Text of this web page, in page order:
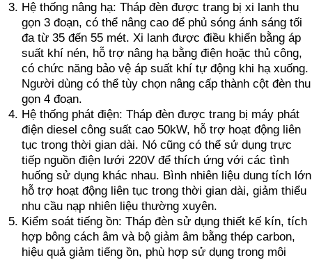
Hệ thống nâng hạ: Tháp đèn được trang bị xi lanh thu
gọn 3 đoạn, có thể nâng cao để phủ sóng ánh sáng tối
đa từ 35 đến 55 mét. Xi lanh được điều khiển bằng áp
suất khí nén, hỗ trợ nâng hạ bằng điện hoặc thủ công,
có chức năng bảo vệ áp suất khí tự động khi hạ xuống.
Người dùng có thể tùy chọn nâng cấp thành cột đèn thu
gọn 4 đoạn.
Hệ thống phát điện: Tháp đèn được trang bị máy phát
điện diesel công suất cao 50kW, hỗ trợ hoạt động liên
tục trong thời gian dài. Nó cũng có thể sử dụng trực
tiếp nguồn điện lưới 220V để thích ứng với các tình
huống sử dụng khác nhau. Bình nhiên liệu dung tích lớn
hỗ trợ hoạt động liên tục trong thời gian dài, giảm thiểu
nhu cầu nạp nhiên liệu thường xuyên.
Kiểm soát tiếng ồn: Tháp đèn sử dụng thiết kế kín, tích
hợp bông cách âm và bộ giảm âm bằng thép carbon,
hiệu quả giảm tiếng ồn, phù hợp sử dụng trong môi